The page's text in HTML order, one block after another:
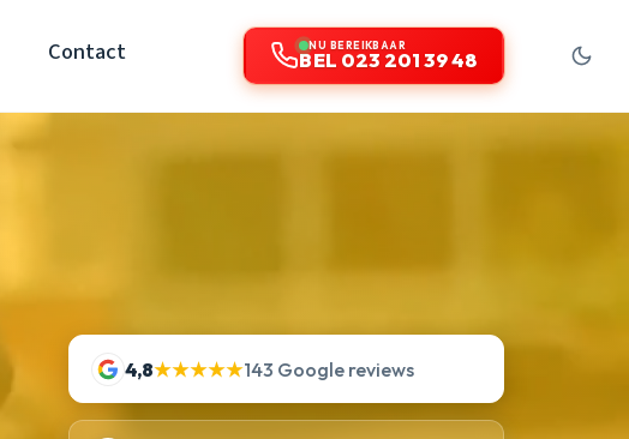
Contact NU BEREIKBAAR
BEL 023 201 39 48
4,8★★★★★143 Google reviews